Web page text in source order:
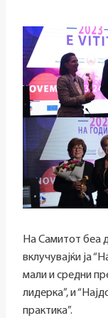
На Самитот беа
вклучувајќи ја
мали и средни
лидерка”, и
практика”.